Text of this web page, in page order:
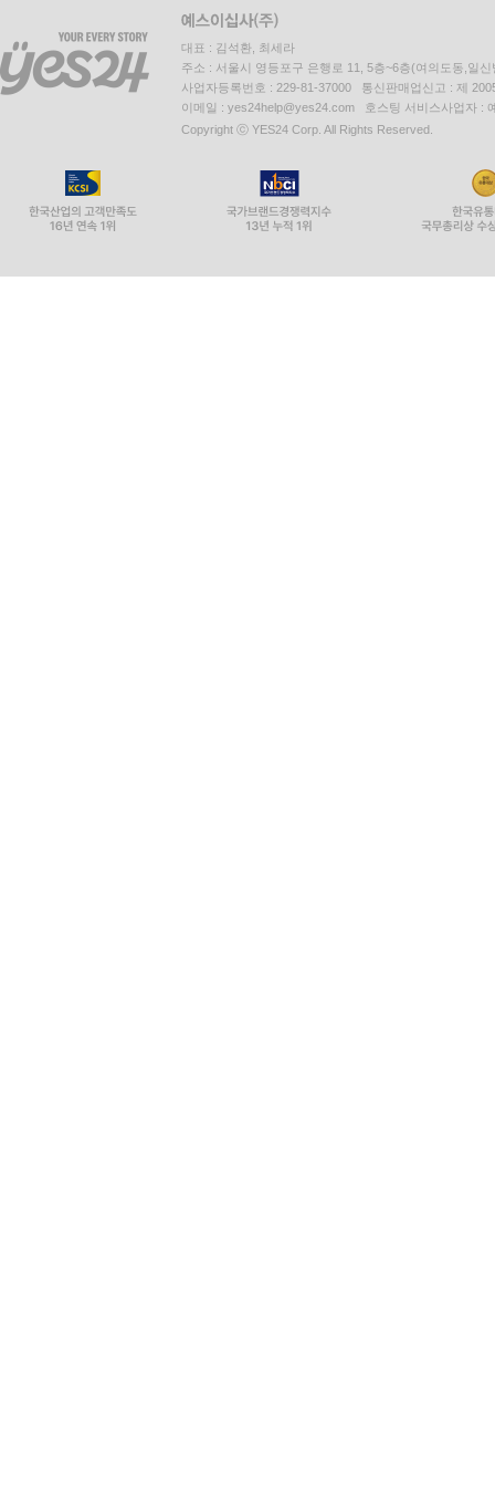
대표 : 김석환, 최세라
주소 : 서울시 영등포구 은행로 11, 5층~6층(여의도동,일신
사업자등록번호 : 229-81-37000 통신판매업신고 : 제
이메일 : yes24help@yes24.com 호스팅 서비스사업자 :
Copyright ⓒ YES24 Corp. All Rights Reserved.